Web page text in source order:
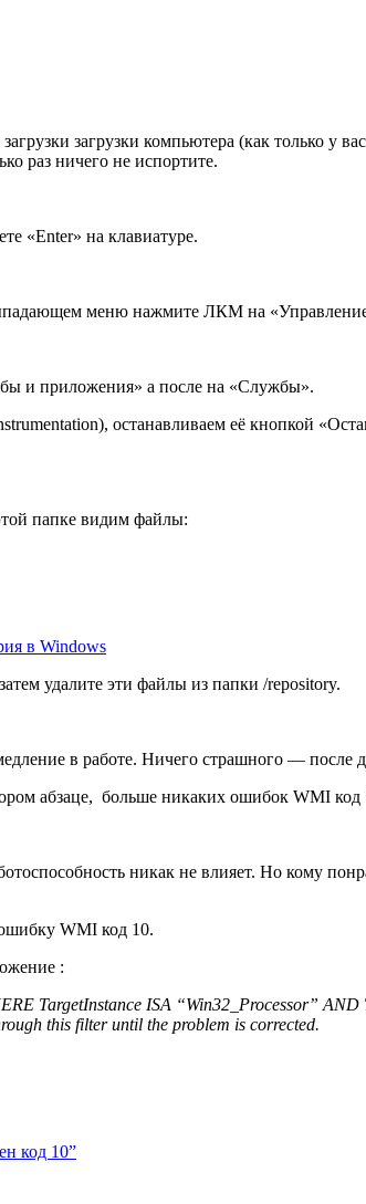
загрузки компьютера (как только у
раз ничего не испортите.
«Enter» на клавиатуре.
меню нажмите ЛКМ на
и приложения» а после на «Службы».
останавливаем её кнопкой
папке видим файлы:
в Windows
удалите эти файлы из папки /repository.
в работе. Ничего страшного — после
абзаце, больше никаких ошибок WMI код
никак не влияет. Но кому
WMI код 10.
:
TargetInstance ISA “Win32_Processor” AND
this filter until the problem is corrected.
код 10”